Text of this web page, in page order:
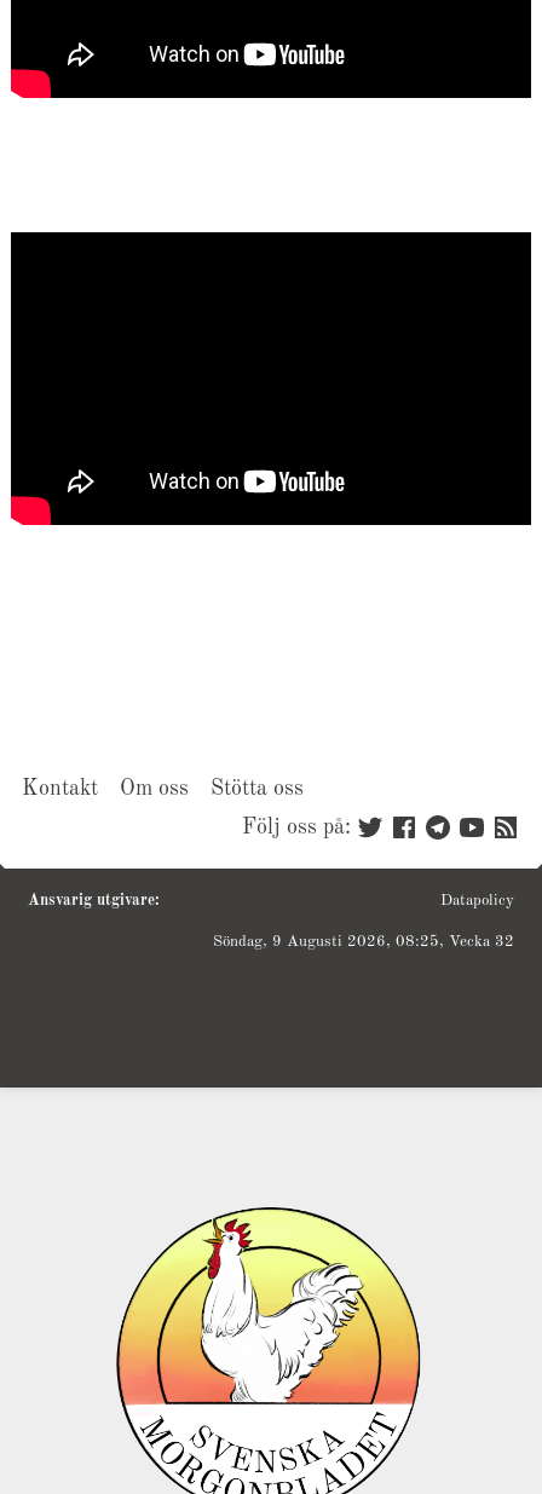
Kontakt Om oss
Stötta oss
Följ oss på:
Ansvarig utgivare: Datapolicy
Söndag, 9 Augusti 2026, 08:25, Vecka 32